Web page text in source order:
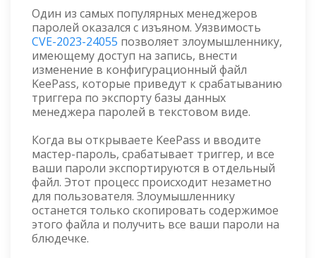
Один из самых популярных менеджеров
паролей оказался с изъяном. Уязвимость
CVE-2023-24055 позволяет злоумышленнику,
имеющему доступ на запись, внести
изменение в конфигурационный файл
KeePass, которые приведут к срабатыванию
триггера по экспорту базы данных
менеджера паролей в текстовом виде.
Когда вы открываете KeePass и вводите
мастер-пароль, срабатывает триггер, и все
ваши пароли экспортируются в отдельный
файл. Этот процесс происходит незаметно
для пользователя. Злоумышленнику
останется только скопировать содержимое
этого файла и получить все ваши пароли на
блюдечке.